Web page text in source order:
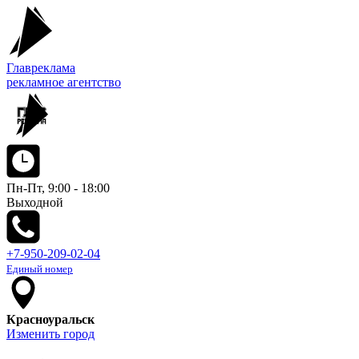
Главреклама
рекламное агентство
Пн-Пт, 9:00 - 18:00
Выходной
+7-950-209-02-04
Единый номер
Красноуральск
Изменить город